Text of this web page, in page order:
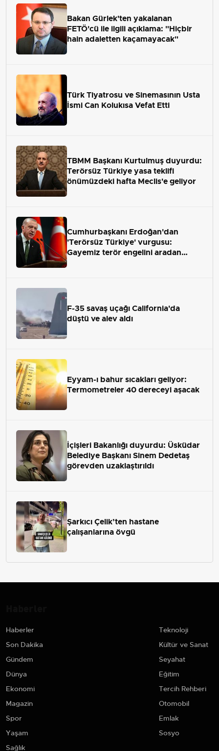
Bakan Gürlek'ten yakalanan
FETÖ'cü ile ilgili açıklama: "Hiçbir
hain adaletten kaçamayacak"
Türk Tiyatrosu ve Sinemasının Usta
İsmi Can Kolukısa Vefat Etti
TBMM Başkanı Kurtulmuş duyurdu:
Terörsüz Türkiye yasa teklifi
önümüzdeki hafta Meclis'e geliyor
Cumhurbaşkanı Erdoğan'dan
'Terörsüz Türkiye' vurgusu:
Gayemiz terör engelini aradan
F-35 savaş uçağı California'da
düştü ve alev aldı
Eyyam-ı bahur sıcakları geliyor:
Termometreler 40 dereceyi aşacak
İçişleri Bakanlığı duyurdu: Üsküdar
Belediye Başkanı Sinem Dedetaş
görevden uzaklaştırıldı
Şarkıcı Çelik’ten hastane
çalışanlarına övgü
Haberler
Son Dakika
Gündem
Dünya
Ekonomi
Magazin
Spor
Yaşam
Sağlık
Teknoloji
Kültür ve Sanat
Seyahat
Eğitim
Tercih Rehberi
Otomobil
Emlak
Sosyo